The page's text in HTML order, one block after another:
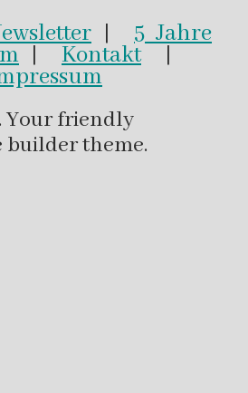
| 5 Jahre
| Kontakt|
. Your friendly
builder theme.